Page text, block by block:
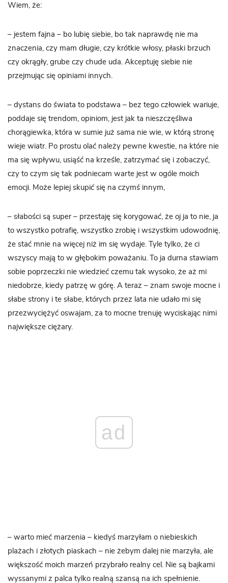
Wiem, że:
– jestem fajna – bo lubię siebie, bo tak naprawdę nie ma
znaczenia, czy mam długie, czy krótkie włosy, płaski brzuch
czy okrągły, grube czy chude uda. Akceptuję siebie nie
przejmując się opiniami innych.
– dystans do świata to podstawa – bez tego człowiek wariuje,
poddaje się trendom, opiniom, jest jak ta nieszczęśliwa
chorągiewka, która w sumie już sama nie wie, w którą stronę
wieje wiatr. Po prostu olać należy pewne kwestie, na które nie
ma się wpływu, usiąść na krześle, zatrzymać się i zobaczyć,
czy to czym się tak podniecam warte jest w ogóle moich
emocji. Może lepiej skupić się na czymś innym,
– słabości są super – przestaję się korygować, że oj ja to nie, ja
to wszystko potrafię, wszystko zrobię i wszystkim udowodnię,
że stać mnie na więcej niż im się wydaje. Tyle tylko, że ci
wszyscy mają to w głębokim poważaniu. To ja durna stawiam
sobie poprzeczki nie wiedzieć czemu tak wysoko, że aż mi
niedobrze, kiedy patrzę w górę. A teraz – znam swoje mocne i
słabe strony i te słabe, których przez lata nie udało mi się
przezwyciężyć oswajam, za to mocne trenuję wyciskając nimi
największe ciężary.
ad
– warto mieć marzenia – kiedyś marzyłam o niebieskich
plażach i złotych piaskach – nie żebym dalej nie marzyła, ale
większość moich marzeń przybrało realny cel. Nie są bajkami
wyssanymi z palca tylko realną szansą na ich spełnienie.